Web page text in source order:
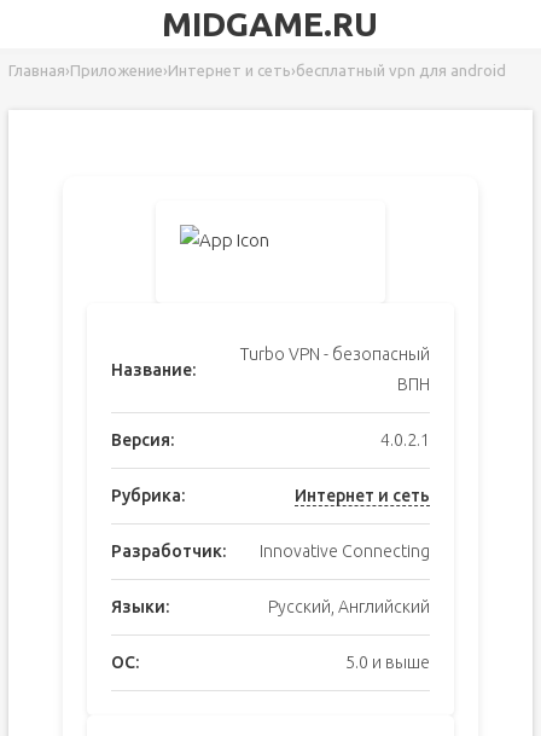
MIDGAME.RU
Главная›Приложение›Интернет и сеть›бесплатный vpn для android
Название:
Turbo VPN - безопасный
ВПН
Версия: 4.0.2.1
Рубрика: Интернет и сеть
Разработчик: Innovative Connecting
Языки: Русский, Английский
ОС: 5.0 и выше